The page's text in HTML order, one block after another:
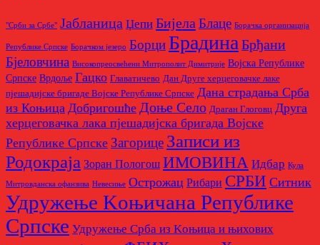
"Срби за Србе" Јабланица Џепи Бијела Блаце Борачкa организацијa
Републике Српске Борачком језеро Борци Брадина Брђани
Бјеловчина Високопреосвећени Митрополит Димитрије Војска Републике
Српске Врдоље Гацко Главатичево Дан Друге херцеговачке лаке
пјешадијске бригаде Војске Републике Српске Дана страдања Срба
из Коњица Добригошће Доње Село Драган Глоговц Друга
херцеговачка лака пјешадијска бригада Војске
Републике Српске Загорице Записи из
Родoкраја Зоран Пологош ИМОВИНА Идбар Кула
Митровданска офанзива Невесињe Острожац Рибари СРБИ Ситник
Удружење Kоњичана Републике
Српске Удружење Срба из Kоњица и њихових